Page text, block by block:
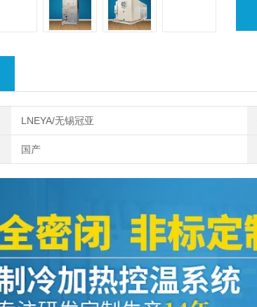
LNEYA/无锡冠亚
国产